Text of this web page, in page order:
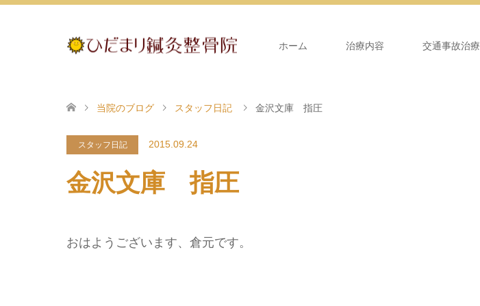
ホーム 治療内容 交通事故治療
当院のブログ スタッフ日記 金沢文庫 指圧
スタッフ日記 2015.09.24
金沢文庫 指圧
おはようございます、倉元です。